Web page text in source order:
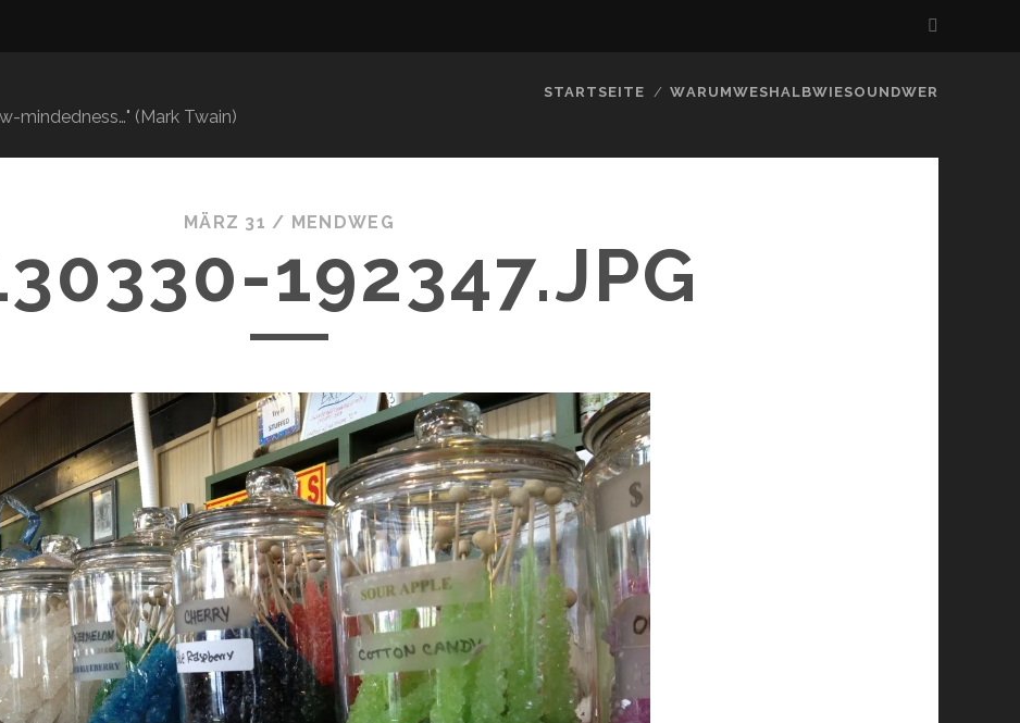
mindedness…" (Mark Twain)
STARTSEITE WARUMWESHALBWIESOUNDWER
MÄRZ 31 / MENDWEG
192347.JPG